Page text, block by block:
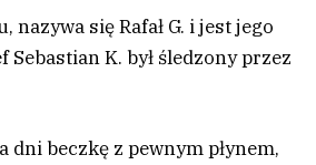
się Rafał G. i jest jego
K. był śledzony przez
dni beczkę z pewnym płynem,